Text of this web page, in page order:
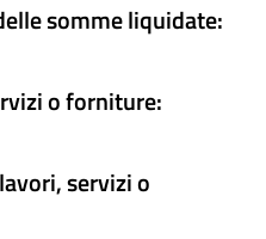
somme liquidate:
o forniture:
servizi o